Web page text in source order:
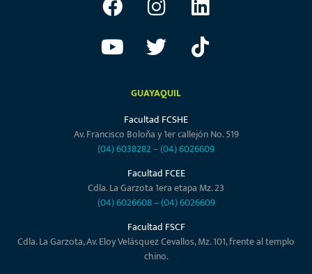
GUAYAQUIL
Facultad FCSHE
Av. Francisco Boloña y 1er callejón No. 519
(04) 6038282–(04) 6026609
Facultad FCEE
Cdla. La Garzota 1era etapa Mz. 23
(04) 6026608–(04) 6026609
Facultad FSCF
Cdla. La Garzota, Av. Eloy Velásquez Cevallos, Mz. 101, frente al templo
chino.